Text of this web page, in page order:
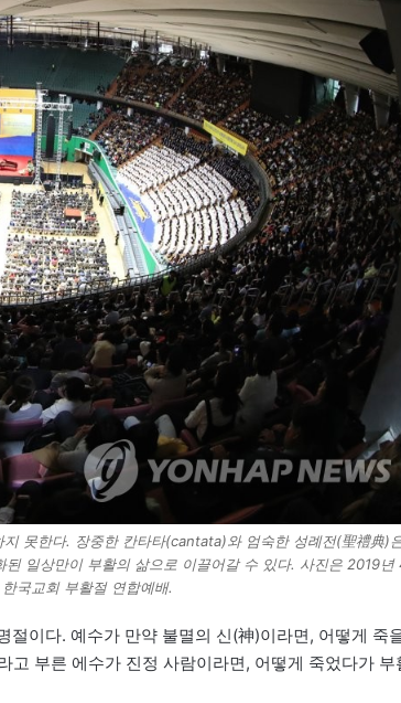
못한다. 장중한 칸타타(cantata)와 엄숙한 성례전(聖禮典)
일상만이 부활의 삶으로 이끌어갈 수 있다. 사진은 2019년
국교회 부활절 연합예배.
이다. 예수가 만약 불멸의 신(神)이라면, 어떻게 죽
고 부른 에수가 진정 사람이라면, 어떻게 죽었다가 부